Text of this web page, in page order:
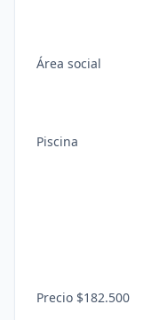
Área social
Piscina
Precio $182.500